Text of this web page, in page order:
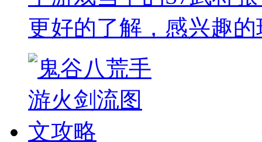
更好的了解，感兴趣